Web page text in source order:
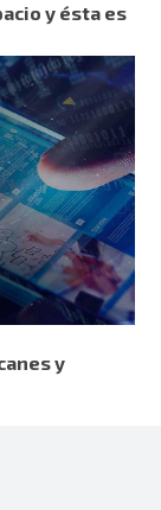
y ésta es
y